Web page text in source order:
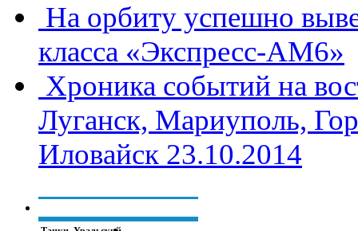
​На орбиту успешно
класса «Экспресс-АМ6»
Хроника событий на
Луганск, Мариуполь,
Иловайск 23.10.2014